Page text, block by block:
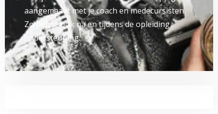
aangemaakt met je coach en medecursisten.
Zo heb je ook na en tijdens de opleiding
ondersteuning.